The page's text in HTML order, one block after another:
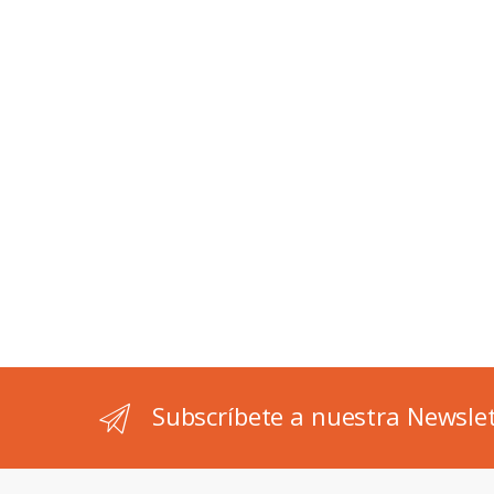
Subscríbete a nuestra